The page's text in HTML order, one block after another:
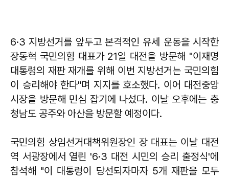
6·3 지방선거를 앞두고 본격적인 유세 운동을 시작한
장동혁 국민의힘 대표가 21일 대전을 방문해 "이재명
대통령의 재판 재개를 위해 이번 지방선거는 국민의힘
이 승리해야 한다"며 지지를 호소했다. 이어 대전중앙
시장을 방문해 민심 잡기에 나섰다. 이날 오후에는 충
청남도 공주와 아산을 방문할 예정이다.
국민의힘 상임선거대책위원장인 장 대표는 이날 대전
역 서광장에서 열린 '6·3 대전 시민의 승리 출정식'에
참석해 "이 대통령이 당선되자마자 5개 재판을 모두